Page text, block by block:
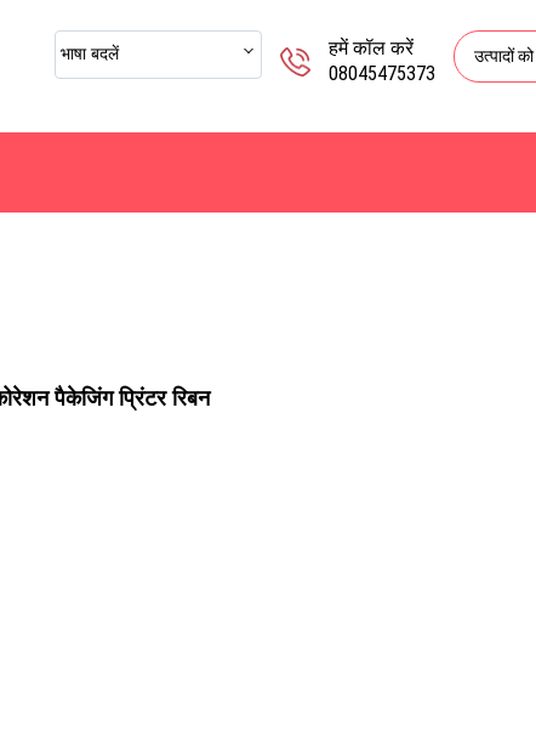
हमें कॉल करें
08045475373
भाषा बदलें
पैकेजिंग प्रिंटर रिबन